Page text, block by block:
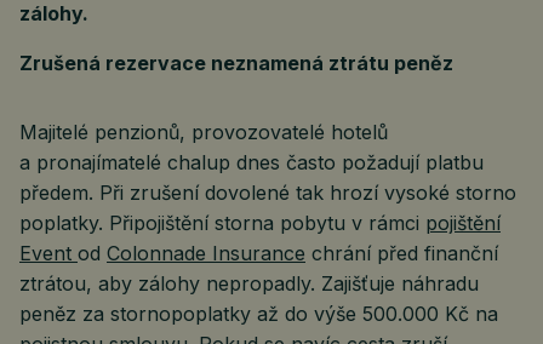
zálohy.
Zrušená rezervace neznamená ztrátu peněz
Majitelé penzionů, provozovatelé hotelů
a pronajímatelé chalup dnes často požadují platbu
předem. Při zrušení dovolené tak hrozí vysoké storno
poplatky. Připojištění storna pobytu v rámci pojištění
Event od Colonnade Insurance chrání před finanční
ztrátou, aby zálohy nepropadly. Zajišťuje náhradu
peněz za stornopoplatky až do výše 500.000 Kč na